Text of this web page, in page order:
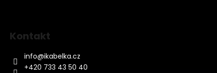
Kontakt
info@ikabelka.cz
+420 733 43 50 40